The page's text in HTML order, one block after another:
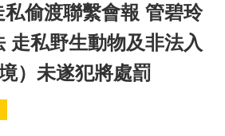
偷渡聯繫會報 管碧玲
走私野生動物及非法入
）未遂犯將處罰